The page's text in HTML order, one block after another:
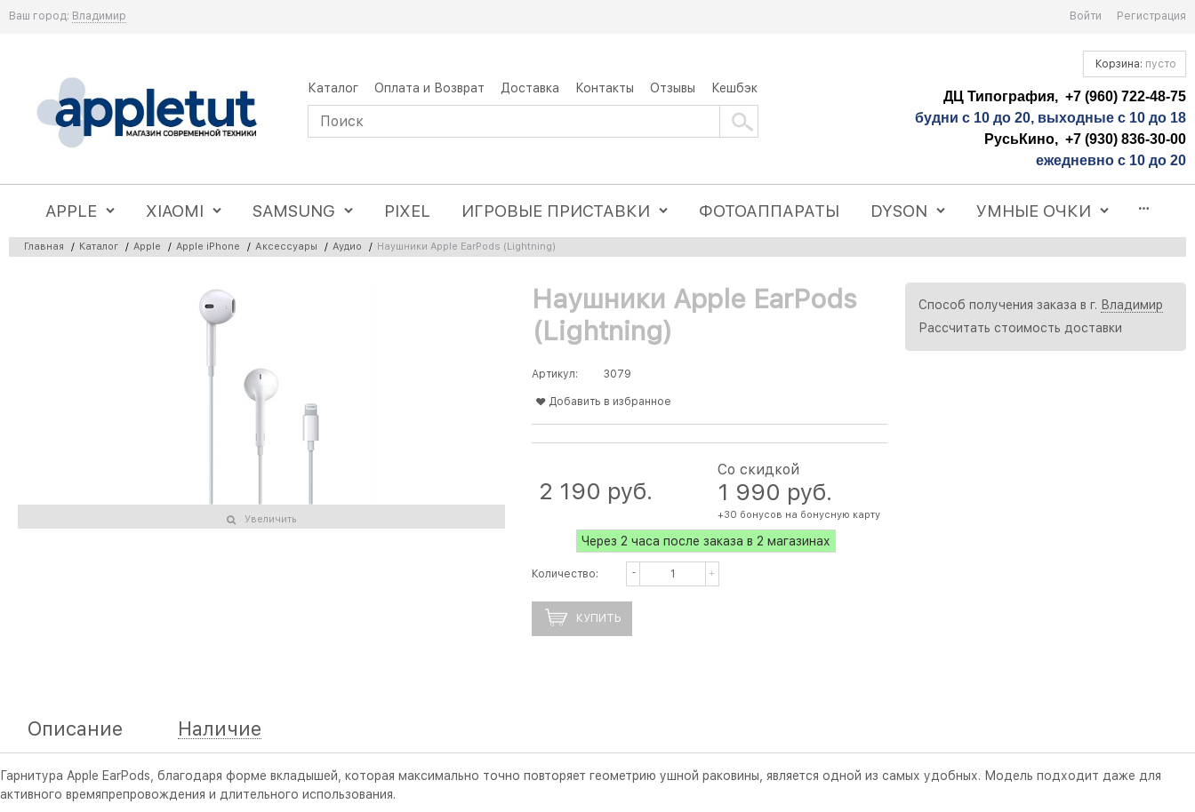
Ваш город: Владимир Войти Регистрация
Каталог Оплата и Возврат Доставка Контакты Отзывы Кешбэк
Корзина: пусто
ДЦ Типография, +7 (960) 722-48-75
будни с 10 до 20, выходные с 10 до 18
РусьКино, +7 (930) 836-30-00
ежедневно с 10 до 20
APPLE XIAOMI SAMSUNG PIXEL ИГРОВЫЕ ПРИСТАВКИ ФОТОАППАРАТЫ DYSON УМНЫЕ ОЧКИ
Главная / Каталог / Apple / Apple iPhone / Аксессуары / Аудио / Наушники Apple EarPods (Lightning)
Увеличить
Наушники Apple EarPods
(Lightning)
Артикул: 3079
Добавить в избранное
1 990 руб.
+30 бонусов на бонусную карту
Со скидкой
2 190 руб.
Через 2 часа после заказа в 2 магазинах
Количество:
КУПИТЬ
Способ получения заказа в г. Владимир
Рассчитать стоимость доставки
Описание Наличие
Гарнитура Apple EarPods, благодаря форме вкладышей, которая максимально точно повторяет геометрию ушной раковины, является одной из самых удобных. Модель подходит даже для
активного времяпрепровождения и длительного использования.